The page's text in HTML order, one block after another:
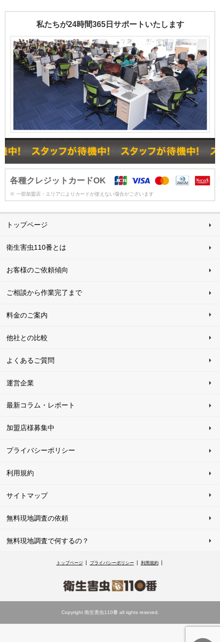
私たちが24時間365日サポートいたします
各種クレジットカードOK
※ 一部加盟店・エリアによりカードが使えない場合がございます
トップページ
衛生害虫110番とは
お客様のご依頼傾向
ご相談から作業完了まで
料金のご案内
他社との比較
よくあるご質問
運営企業
最新コラム・レポート
加盟店様募集中
プライバシーポリシー
利用規約
サイトマップ
無料現地調査の依頼
無料現地調査で何するの？
トップページ プライバシーポリシー 利用規約
Copyright 衛生害虫110番 all rights reseved.